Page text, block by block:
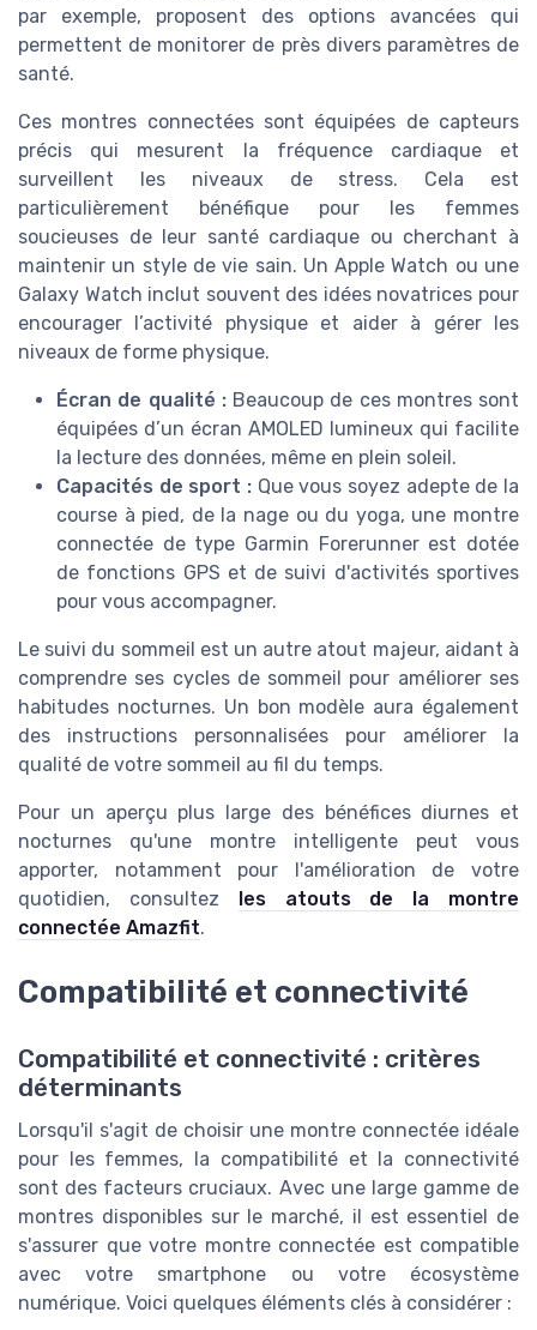
par exemple, proposent des options avancées qui
permettent de monitorer de près divers paramètres de
santé.
Ces montres connectées sont équipées de capteurs
précis qui mesurent la fréquence cardiaque et
surveillent les niveaux de stress. Cela est
particulièrement bénéfique pour les femmes
soucieuses de leur santé cardiaque ou cherchant à
maintenir un style de vie sain. Un Apple Watch ou une
Galaxy Watch inclut souvent des idées novatrices pour
encourager l’activité physique et aider à gérer les
niveaux de forme physique.
Écran de qualité :Beaucoup de ces montres sont
équipées d’un écran AMOLED lumineux qui facilite
la lecture des données, même en plein soleil.
Capacités de sport : Que vous soyez adepte de la
course à pied, de la nage ou du yoga, une montre
connectée de type Garmin Forerunner est dotée
de fonctions GPS et de suivi d'activités sportives
pour vous accompagner.
Le suivi du sommeil est un autre atout majeur, aidant à
comprendre ses cycles de sommeil pour améliorer ses
habitudes nocturnes. Un bon modèle aura également
des instructions personnalisées pour améliorer la
qualité de votre sommeil au fil du temps.
Pour un aperçu plus large des bénéfices diurnes et
nocturnes qu'une montre intelligente peut vous
apporter, notamment pour l'amélioration de votre
quotidien, consultez les atouts de la montre
connectée Amazfit.
Compatibilité et connectivité
Compatibilité et connectivité : critères
déterminants
Lorsqu'il s'agit de choisir une montre connectée idéale
pour les femmes, la compatibilité et la connectivité
sont des facteurs cruciaux. Avec une large gamme de
montres disponibles sur le marché, il est essentiel de
s'assurer que votre montre connectée est compatible
avec votre smartphone ou votre écosystème
numérique. Voici quelques éléments clés à considérer :